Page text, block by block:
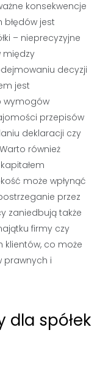
konsekwencje
błędów jest
– nieprecyzyjne
między
decyzji
jest
wymogów
przepisów
deklaracji czy
również
może wpłynąć
przez
zaniedbują także
firmy czy
co może
prawnych i
dla spółek